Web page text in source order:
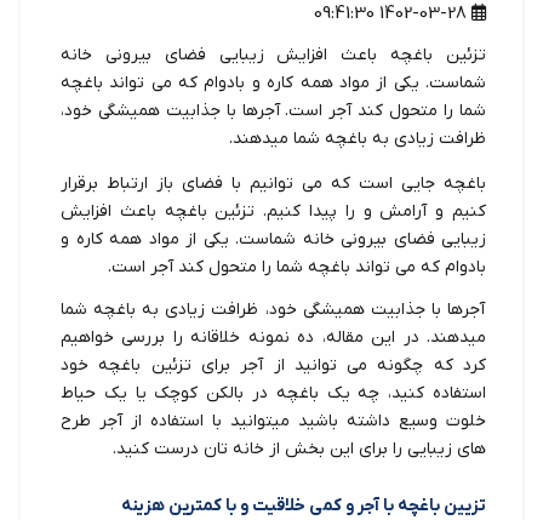
1402-03-28 09:41:30
تزئین باغچه باعث افزایش زیبایی فضای بیرونی خانه
شماست. یکی از مواد همه کاره و بادوام که می تواند باغچه
شما را متحول کند آجر است. آجرها با جذابیت همیشگی خود،
ظرافت زیادی به باغچه شما میدهند.
باغچه جایی است که می توانیم با فضای باز ارتباط برقرار
کنیم و آرامش و را پیدا کنیم. تزئین باغچه باعث افزایش
زیبایی فضای بیرونی خانه شماست. یکی از مواد همه کاره و
بادوام که می تواند باغچه شما را متحول کند آجر است.
آجرها با جذابیت همیشگی خود، ظرافت زیادی به باغچه شما
میدهند. در این مقاله، ده نمونه خلاقانه را بررسی خواهیم
کرد که چگونه می توانید از آجر برای تزئین باغچه خود
استفاده کنید، چه یک باغچه در بالکن کوچک یا یک حیاط
خلوت وسیع داشته باشید میتوانید با استفاده از آجر طرح
های زیبایی را برای این بخش از خانه تان درست کنید.
تزیین باغچه با آجر و کمی خلاقیت و با کمترین هزینه